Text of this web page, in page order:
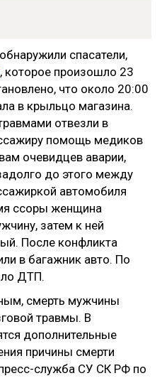
спасатели,
, которое произошло 23
что около 20:00
в крыльцо магазина.
отвезли в
помощь медиков
очевидцев аварии,
до этого между
автомобиля
ссоры женщина
затем к ней
После конфликта
в багажник авто. По
ДТП.
смерть мужчины
травмы. В
дополнительные
причины смерти
служба СУ СК РФ по